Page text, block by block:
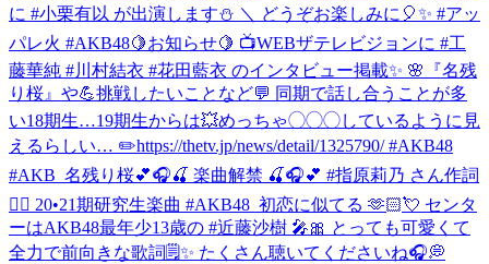
に #小栗有以 が出演します⛄ ＼ どうぞお楽しみに🎈✨ #アッ
パレ火 #AKB48🍋お知らせ🍋 📺WEBザテレビジョンに #工
藤華純 #川村結衣 #花田藍衣 のインタビュー掲載✨ 🌸『名残
り桜』や💪挑戦したいことなど💬 同期で話し合うことが多
い18期生…19期生からは💥めっちゃ◯◯◯しているように見
えるらしい… ✏️https://thetv.jp/news/detail/1325790/ #AKB48
#AKB_名残り桜💕🎧🍒 楽曲解禁 🍒🎧💕 #指原莉乃 さん作詞
✍🏻 20•21期研究生楽曲 #AKB48_初恋に似てる 🫶🏻💘 センタ
ーはAKB48最年少13歳の #近藤沙樹 🎤🎀 とっても可愛くて
全力で前向きな歌詞🗒️✨ たくさん聴いてくださいね🎧💭